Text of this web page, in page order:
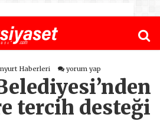
Haberleri yorum yap
tercih desteği